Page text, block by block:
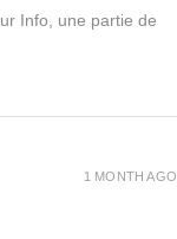
Info, une partie de
1 MONTH AGO